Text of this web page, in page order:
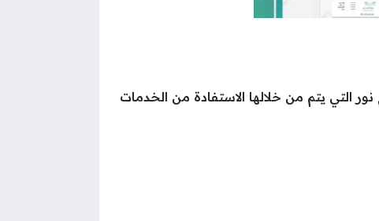
التي يتم من خلالها الاستفادة من الخدمات